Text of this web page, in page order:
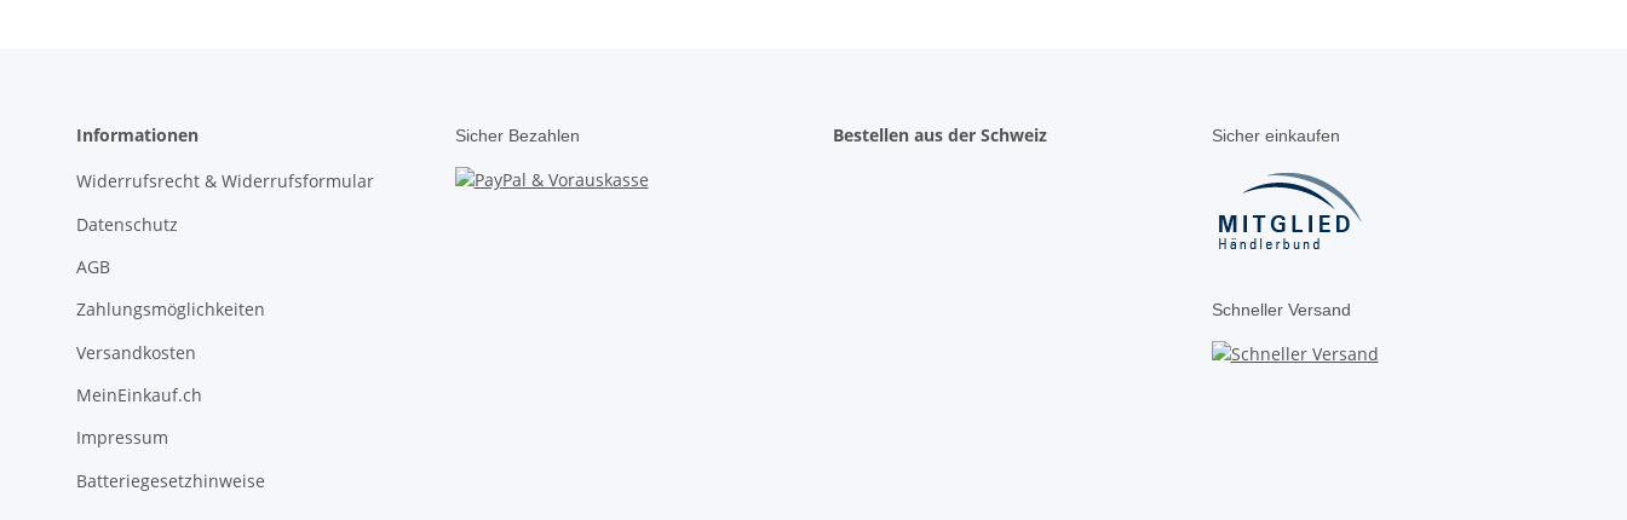
Informationen
Widerrufsrecht & Widerrufsformular
Datenschutz
AGB
Zahlungsmöglichkeiten
Versandkosten
MeinEinkauf.ch
Impressum
Batteriegesetzhinweise
Sicher Bezahlen Bestellen aus der Schweiz Sicher einkaufen
Schneller Versand